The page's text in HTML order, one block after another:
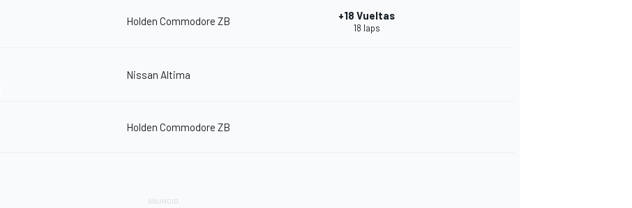
Holden Commodore ZB +18 Vueltas
18 laps
Nissan Altima
Holden Commodore ZB